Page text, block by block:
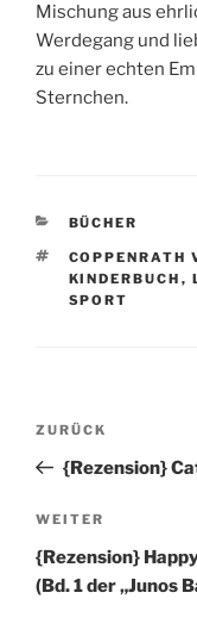
Mischung aus
Werdegang und
zu einer echten
Sternchen.
KATEGORIEN
BÜCHER
COPPENRATH
KINDERBUCH ,
SPORT
Vorheriger
Beitrag
ZURÜCK
{Rezension}
Nächster
Beitrag
WEITER
{Rezension}
(Bd. 1 der „Junos